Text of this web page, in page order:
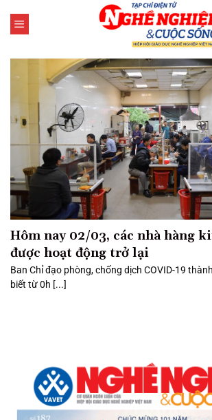
qua
dung
Hôm nay 02/03, các nhà hàng
được hoạt động trở lại
Ban Chỉ đạo phòng, chống dịch COVID-19
biết từ 0h [...]